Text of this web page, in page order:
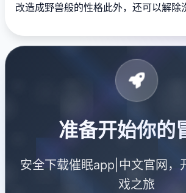
改造成野兽般的性格此外，还可以解除
准备开始你的
安全下载催眠app|中文官网，
戏之旅